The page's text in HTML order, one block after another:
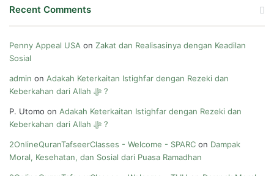
Recent Comments
Penny Appeal USA on Zakat dan Realisasinya dengan Keadilan
Sosial
admin on Adakah Keterkaitan Istighfar dengan Rezeki dan
Keberkahan dari Allah ﷻ ?
P. Utomo on Adakah Keterkaitan Istighfar dengan Rezeki dan
Keberkahan dari Allah ﷻ ?
2OnlineQuranTafseerClasses - Welcome - SPARC on Dampak
Moral, Kesehatan, dan Sosial dari Puasa Ramadhan